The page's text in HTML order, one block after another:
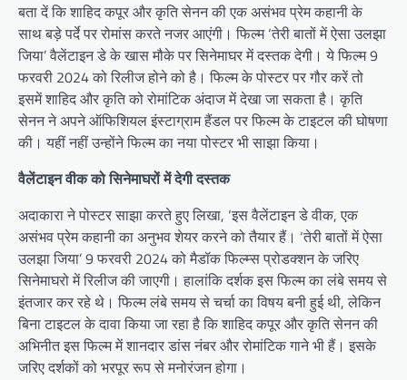
बता दें कि शाहिद कपूर और कृति सेनन की एक असंभव प्रेम कहानी के
साथ बड़े पर्दे पर रोमांस करते नजर आएंगी। फिल्म ‘तेरी बातों में ऐसा उलझा
जिया’ वैलेंटाइन डे के खास मौके पर सिनेमाघर में दस्तक देगी। ये फिल्म 9
फरवरी 2024 को रिलीज होने को है। फिल्म के पोस्टर पर गौर करें तो
इसमें शाहिद और कृति को रोमांटिक अंदाज में देखा जा सकता है। कृति
सेनन ने अपने ऑफिशियल इंस्टाग्राम हैंडल पर फिल्म के टाइटल की घोषणा
की। यहीं नहीं उन्होंने फिल्म का नया पोस्टर भी साझा किया।
वैलेंटाइन वीक को सिनेमाघरों में देगी दस्तक
अदाकारा ने पोस्टर साझा करते हुए लिखा, ‘इस वैलेंटाइन डे वीक, एक
असंभव प्रेम कहानी का अनुभव शेयर करने को तैयार हैं। ‘तेरी बातों में ऐसा
उलझा जिया’ 9 फरवरी 2024 को मैडॉक फिल्म्स प्रोडक्शन के जरिए
सिनेमाघरो में रिलीज की जाएगी। हालांकि दर्शक इस फिल्म का लंबे समय से
इंतजार कर रहे थे। फिल्म लंबे समय से चर्चा का विषय बनी हुई थी, लेकिन
बिना टाइटल के दावा किया जा रहा है कि शाहिद कपूर और कृति सेनन की
अभिनीत इस फिल्म में शानदार डांस नंबर और रोमांटिक गाने भी हैं। इसके
जरिए दर्शकों को भरपूर रूप से मनोरंजन होगा।